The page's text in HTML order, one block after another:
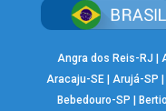
Angra dos Reis-RJ |
Aracaju-SE | Arujá-SP
Bebedouro-SP |